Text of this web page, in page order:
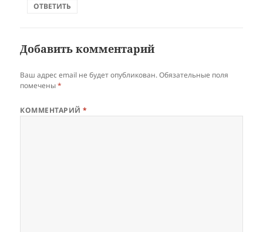
ОТВЕТИТЬ
Добавить комментарий
Ваш адрес email не будет опубликован. Обязательные поля
помечены*
КОММЕНТАРИЙ*